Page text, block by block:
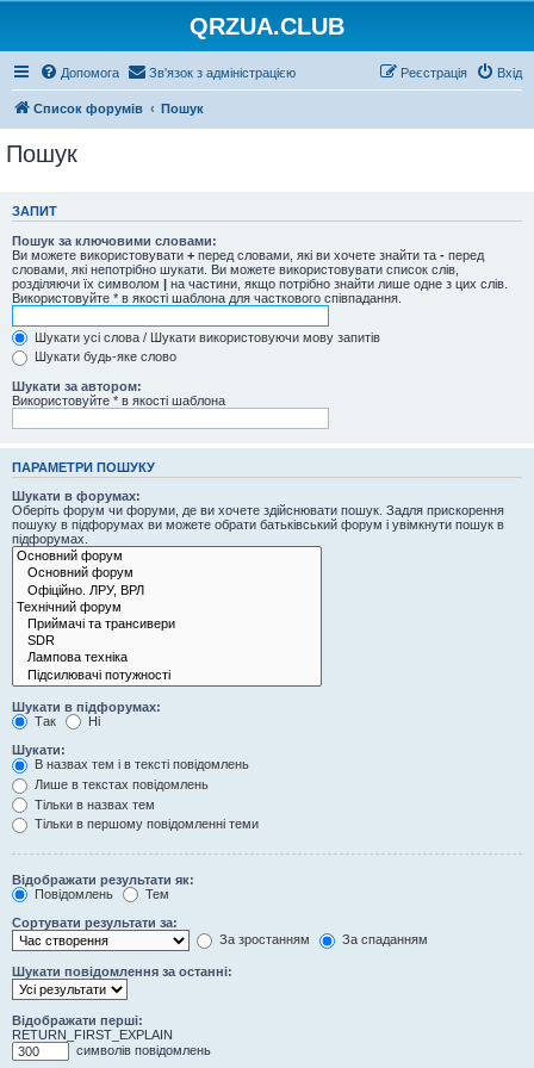
QRZUA.CLUB
Допомога Зв'язок з адміністрацією Вхід
Реєстрація
Список форумів Пошук
Пошук
ЗАПИТ
Пошук за ключовими словами:
Ви можете використовувати + перед словами, які ви хочете знайти та - перед
словами, які непотрібно шукати. Ви можете використовувати список слів,
розділяючи їх символом | на частини, якщо потрібно знайти лише одне з цих слів.
Використовуйте * в якості шаблона для часткового співпадання.
Шукати усі слова / Шукати використовуючи мову запитів
Шукати будь-яке слово
Шукати за автором:
Використовуйте * в якості шаблона
ПАРАМЕТРИ ПОШУКУ
Шукати в форумах:
Оберіть форум чи форуми, де ви хочете здійснювати пошук. Задля прискорення
пошуку в підфорумах ви можете обрати батьківський форум і увімкнути пошук в
підфорумах.
Шукати в підфорумах:
Так
Ні
Шукати:
В назвах тем і в тексті повідомлень
Лише в текстах повідомлень
Тільки в назвах тем
Тільки в першому повідомленні теми
Відображати результати як:
Повідомлень
Тем
Сортувати результати за:
За зростанням
За спаданням
Шукати повідомлення за останні:
Відображати перші:
RETURN_FIRST_EXPLAIN
символів повідомлень